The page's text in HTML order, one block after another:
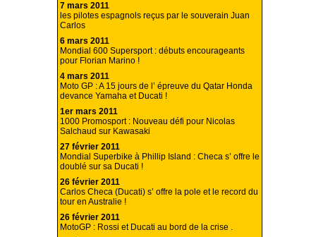
7 mars 2011
les pilotes espagnols reçus par le souverain Juan
Carlos
6 mars 2011
Mondial 600 Supersport : débuts encourageants
pour Florian Marino !
4 mars 2011
Moto GP : A 15 jours de l’ épreuve du Qatar Honda
devance Yamaha et Ducati !
1er mars 2011
1000 Promosport : Nouveau défi pour Nicolas
Salchaud sur Kawasaki
27 février 2011
Mondial Superbike à Phillip Island : Checa s’ offre le
doublé sur sa Ducati !
26 février 2011
Carlos Checa (Ducati) s’ offre la pole et le record du
tour en Australie !
26 février 2011
MotoGP : Rossi et Ducati au bord de la crise .